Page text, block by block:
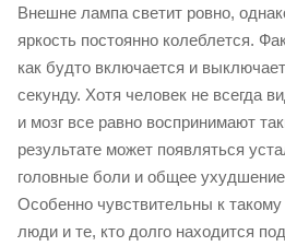
Внешне лампа светит ровно,
яркость постоянно колеблется.
как будто включается и
секунду. Хотя человек не всегда
и мозг все равно воспринимают
результате может появляться
головные боли и общее
Особенно чувствительны к
люди и те, кто долго находится